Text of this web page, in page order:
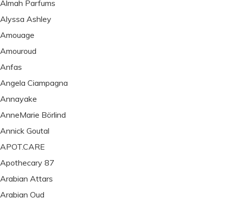
Almah Parfums
Alyssa Ashley
Amouage
Amouroud
Anfas
Angela Ciampagna
Annayake
AnneMarie Börlind
Annick Goutal
APOT.CARE
Apothecary 87
Arabian Attars
Arabian Oud